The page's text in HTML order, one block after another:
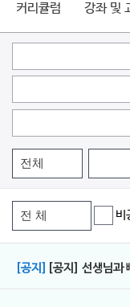
커리큘럼 강좌 및
비
[공지] [공지] 선생님과